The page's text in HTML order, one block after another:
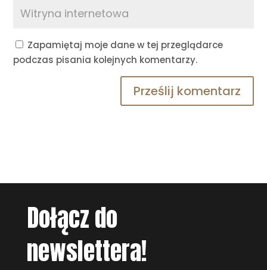
Zapamiętaj moje dane w tej przeglądarce
podczas pisania kolejnych komentarzy.
Prześlij komentarz
Dołącz do
newslettera!